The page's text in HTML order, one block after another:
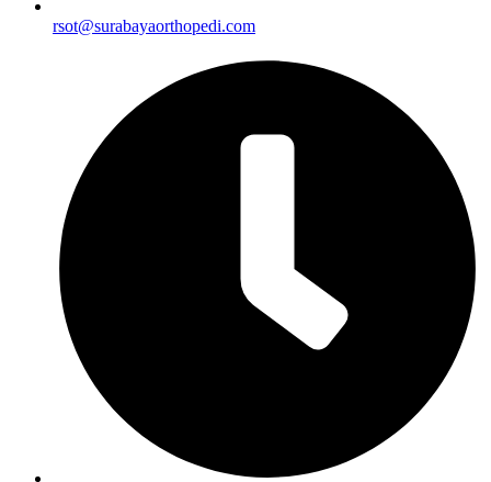
rsot@surabayaorthopedi.com